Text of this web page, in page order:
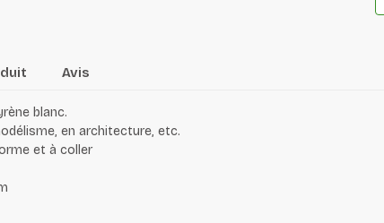
Avis
blanc.
en architecture, etc.
et à coller